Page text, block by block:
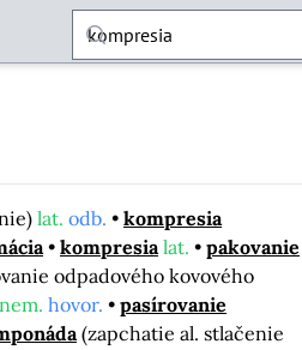
lat. odb.
kompresia
kompresia lat.
pakovanie
odpadového kovového
nem. hovor.
pasírovanie
(zapchatie al. stlačenie